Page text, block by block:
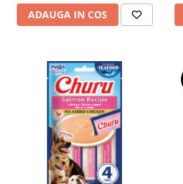
ADAUGA IN COS